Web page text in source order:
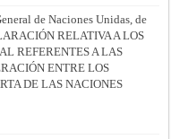
de Naciones Unidas, de
RELATIVA A LOS
REFERENTES A LAS
ENTRE LOS
DE LAS NACIONES